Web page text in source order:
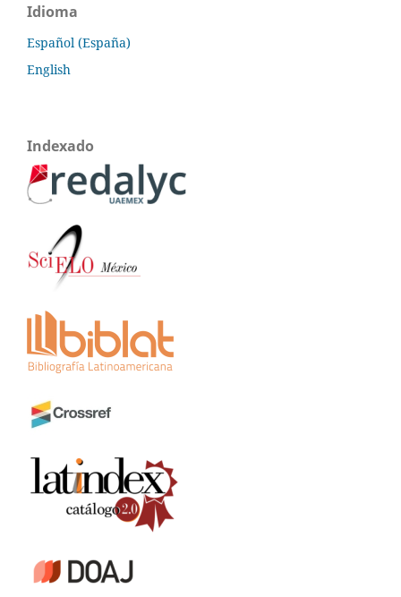
Idioma
Español (España)
English
Indexado